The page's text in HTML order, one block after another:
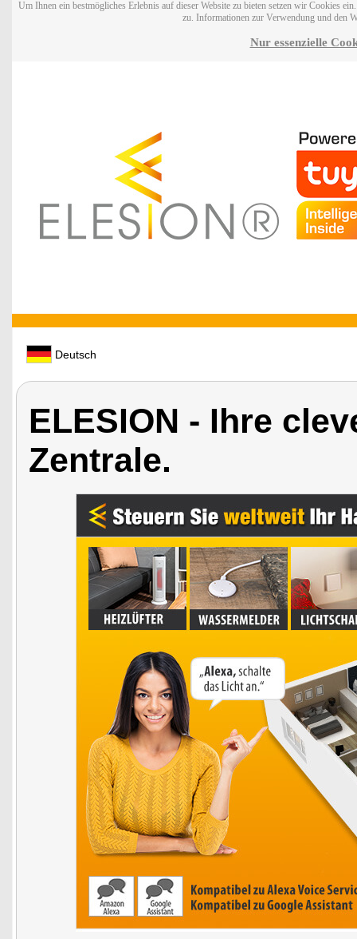
Um Ihnen ein bestmögliches Erlebnis auf dieser Website zu bieten setzen wir Cookies
zu. Informationen zur Verwendung und den
Nur essenzielle
Deutsch
ELESION - Ihre
Zentrale.